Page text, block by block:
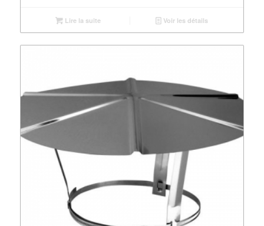
Lire la suite Voir les détails